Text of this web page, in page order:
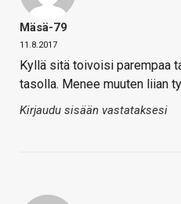
Mäsä-79
11.8.2017
Kyllä sitä toivoisi parempaa
tasolla. Menee muuten liian
Kirjaudu sisään vastataksesi